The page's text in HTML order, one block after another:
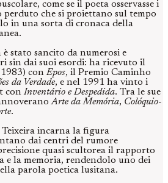
come se il poeta osservasse i
che si proiettano sul tempo
in una sorta di cronaca della
stato sancito da numerosi e
sin dai suoi esordi: ha ricevuto il
con Epos, il Premio Caminho
da Verdade, e nel 1991 ha vinto i
con Inventário e Despedida. Tra le sue
Arte da Memória, Colóquio-
.
Teixeira incarna la figura
dai centri del rumore
quasi scultorea il rapporto
e la memoria, rendendolo uno dei
parola poetica lusitana.